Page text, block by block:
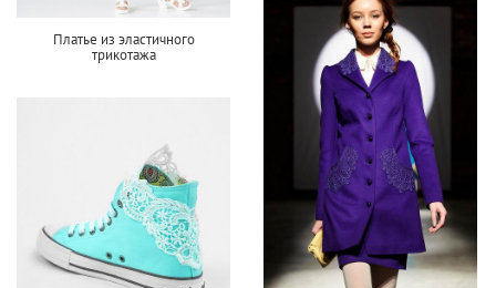
Платье из эластичного
трикотажа